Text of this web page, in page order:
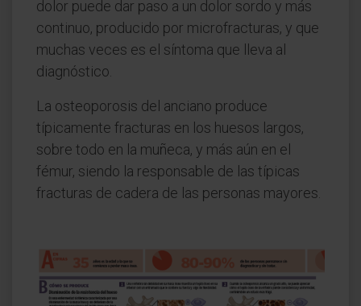
dolor puede dar paso a un dolor sordo y más
continuo, producido por microfracturas, y que
muchas veces es el síntoma que lleva al
diagnóstico.
La osteoporosis del anciano produce
típicamente fracturas en los huesos largos,
sobre todo en la muñeca, y más aún en el
fémur, siendo la responsable de las típicas
fracturas de cadera de las personas mayores.